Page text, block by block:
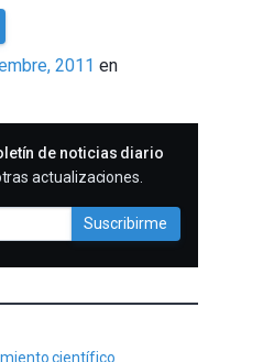
2011 en
de noticias diario
actualizaciones.
Suscribirme
científico